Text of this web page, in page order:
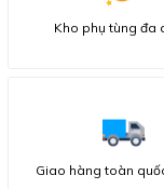
Kho phụ tùng đa
Giao hàng toàn